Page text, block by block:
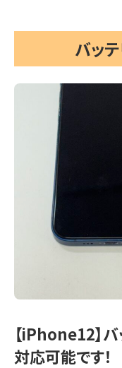
バッ
【iPhone12】
対応可能です！